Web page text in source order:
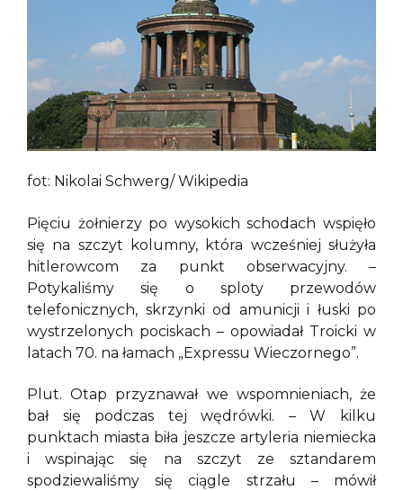
fot: Nikolai Schwerg/ Wikipedia
Pięciu żołnierzy po wysokich schodach wspięło
się na szczyt kolumny, która wcześniej służyła
hitlerowcom za punkt obserwacyjny. –
Potykaliśmy się o sploty przewodów
telefonicznych, skrzynki od amunicji i łuski po
wystrzelonych pociskach – opowiadał Troicki w
latach 70. na łamach „Expressu Wieczornego”.
Plut. Otap przyznawał we wspomnieniach, że
bał się podczas tej wędrówki. – W kilku
punktach miasta biła jeszcze artyleria niemiecka
i wspinając się na szczyt ze sztandarem
spodziewaliśmy się ciągle strzału – mówił